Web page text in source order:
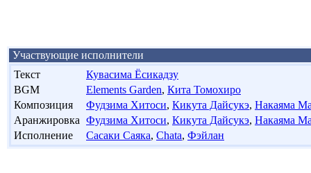
Участвующие исполнители
Текст
Кувасима Ёсикадзу
BGM
Elements Garden, Кита Томохиро
Композиция
Фудзима Хитоси, Кикута Дайсукэ, Накаяма
Аранжировка Фудзима Хитоси, Кикута Дайсукэ, Накаяма
Исполнение
Сасаки Саяка, Chata, Фэйлан